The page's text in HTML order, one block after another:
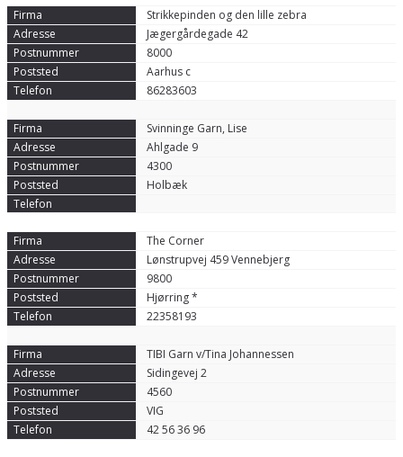
Strikkepinden og den lille zebra
Jægergårdegade 42
8000
Aarhus c
86283603
Svinninge Garn, Lise
Ahlgade 9
4300
Holbæk
The Corner
Lønstrupvej 459 Vennebjerg
9800
Hjørring *
22358193
TIBI Garn v/Tina Johannessen
Sidingevej 2
4560
VIG
42 56 36 96